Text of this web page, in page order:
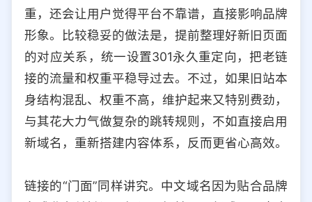
重，还会让用户觉得平台不靠谱，直接影响品牌
形象。比较稳妥的做法是，提前整理好新旧页面
的对应关系，统一设置301永久重定向，把老链
接的流量和权重平稳导过去。不过，如果旧站本
身结构混乱、权重不高，维护起来又特别费劲，
与其花大力气做复杂的跳转规则，不如直接启用
新域名，重新搭建内容体系，反而更省心高效。
链接的“门面”同样讲究。中文域名因为贴合品牌